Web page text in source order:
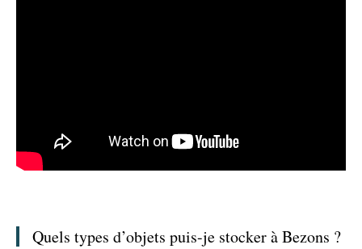
Quels types d’objets puis-je stocker à Bezons ?